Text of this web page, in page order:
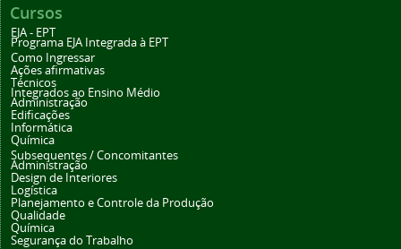
Cursos
EJA - EPT
Programa EJA Integrada à EPT
Como Ingressar
Ações afirmativas
Técnicos
Integrados ao Ensino Médio
Administração
Edificações
Informática
Química
Subsequentes / Concomitantes
Administração
Design de Interiores
Logística
Planejamento e Controle da Produção
Qualidade
Química
Segurança do Trabalho